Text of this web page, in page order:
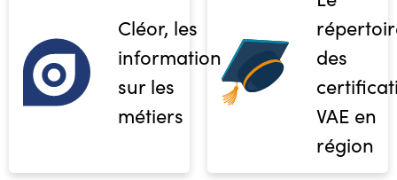
Cléor, les
informations
sur les
métiers
des
VAE en
région